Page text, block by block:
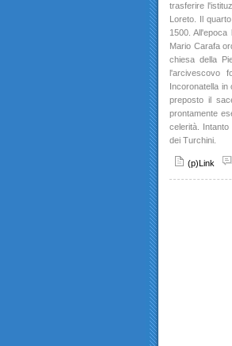
trasferire
Loreto. Il
1500.
Mario Carafa
chiesa della
l'arcivescovo
Incoronatella
preposto il
prontamente
celerità. Intanto
dei Turchini.
(p)Link